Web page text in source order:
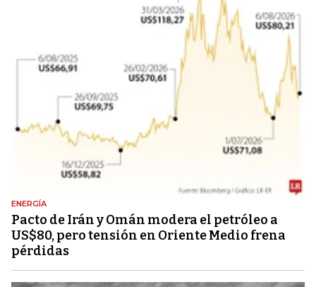
ENERGÍA
Pacto de Irán y Omán modera el petróleo a
US$80, pero tensión en Oriente Medio frena
pérdidas